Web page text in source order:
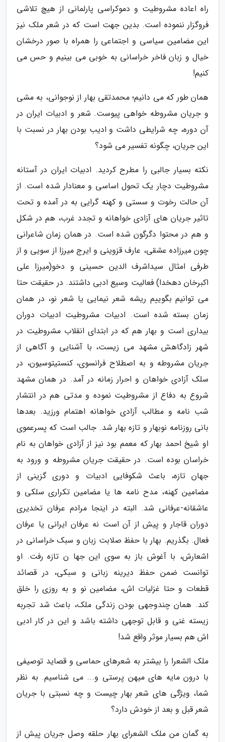
راه اعاده مشروطیت و دموکراسی پارلمانی از هیچ تلاشی
فروگزار ننموده است. بدین جهت است که در شعر ملک نیز
این مضامین سیاسی و اجتماعی را همراه با صور درخشان
خیال و زبان فاخر خراسانی به خوبی می بینیم و حس می
کنیم!
همان طور که می دانیم؛ محمدتقی بهار از نوجوانی، به مشی
و جریان مشروطه خواهی پیوست. شعر و ادبیات ایران در
آن دوره، چه شرایطی داشت و ادیب بودن بهار در نسبت با
این جریان، چگونه تفسیر می شود؟
نکته بسیار جالبی را مطرح کردید. ادبیات ایران در آستانه
مشروطیت دچار یک تحول اساسی و معنادار شده است. از
آن حالت رخوت و سستی و کهنه گرایی به در آمده و تحت
تاثیر جریان های آزادی خواهانه و تجدد غرب، هم در شکل
و هم در محتوا دگرگون شده است. در همان زمان شاعرانی
چون میرزاده عشقی، عارف قزوینی و ایرج میرزا از سویی و از
طرفی امثال سیداشرف الدین حسینی و دخو(میرزا علی
اکبرخان دهخدا) فعالیت وسیع ادبی داشتند. در حقیقت حتا
می توانیم بگوییم ریشه شعر نیمایی یا شعر نو، در همان
زمان بسته شده است. ادبیات مشروطیت ادبیات دوران
بیداری است و بهار هم که در ابتدای انقلاب مشروطیت در
شهر زادگاهش مشهد می زیست، با آشنایی و آگاهی از
جریان مشروطه و به اصطلاح فرانسوی، کنستیتوسیون، در
سلک آزادی خواهان و احرار زمانه در آمد. در همان مشهد
شروع به دفاع از مشروطیت نموده و مدتی هم در انتشار
شب نامه و مطالب آزادی خواهانه اهتمام ورزید. بعدها
بانی روزنامه نوبهار و تازه بهار شد. جالب است که پسرعموی
او شیخ احمد بهار که معمم بود نیز از آزادی خواهان به نام
خراسان بوده است. در حقیقت جریان مشروطه و ورود به
جهان تازه، باعث شکوفایی ادبیات و دوری گزینی از
مضامین کهنه، مدح نامه ها یا مضامین تکراری سلکی و
عاشقانه-عرفانی شد. البته در اینجا مرادم عرفان تخدیری
دوران قاجار و پیش از آن است نه عرفان ایرانی یا عرفان
فعال. بگذریم. بهار با حفظ صلابت زبان و سبک خراسانی در
اشعارش، با آغوش باز به سوی این جها ن تازه رفت. او
توانست ضمن حفظ دیرینه زبانی و سبکی، در قصائد
قطعات و حتا غزلیات اش، مضامین نو و به روزی را خلق
کند. همان چندوجهی بودن زندگی ملک، باعث شد تجربه
زیسته غنی و قابل توجهی داشته باشد و این در کار ادبی
اش هم بسیار موثر واقع شد!
ملک الشعرا را بیشتر به شعرهای حماسی و قصاید توصیفی
با درون مایه های میهن پرستی و... می شناسیم. به نظر
شما، ویژگی های شعر بهار چیست و چه نسبتی با جریان
شعر قبل و بعد از خودش دارد؟
به گمان من ملک الشعرای بهار حلقه وصل جریان پیش از